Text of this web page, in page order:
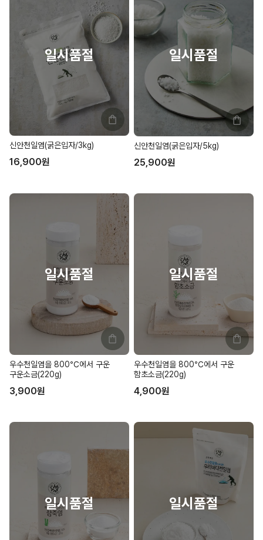
신안천일염(굵은입자/3kg)
16,900원
신안천일염(굵은입자/5kg)
25,900원
우수천일염을 800℃에서 구운
구운소금(220g)
3,900원
우수천일염을 800℃에서 구운
함초소금(220g)
4,900원